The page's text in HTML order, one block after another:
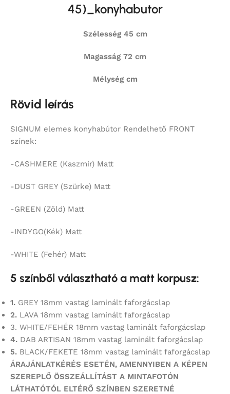
45)_konyhabutor
Szélesség 45 cm
Magasság 72 cm
Mélység cm
Rövid leírás
SIGNUM elemes konyhabútor Rendelhető FRONT
színek:
-CASHMERE (Kaszmir) Matt
-DUST GREY (Szürke) Matt
-GREEN (Zöld) Matt
-INDYGO(Kék) Matt
-WHITE (Fehér) Matt
5 színből választható a matt korpusz:
1. GREY 18mm vastag laminált faforgácslap
2. LAVA 18mm vastag laminált faforgácslap
3. WHITE/FEHÉR 18mm vastag laminált faforgácslap
4. DAB ARTISAN 18mm vastag laminált faforgácslap
5. BLACK/FEKETE 18mm vastag laminált faforgácslap
ÁRAJÁNLATKÉRÉS ESETÉN, AMENNYIBEN A KÉPEN
SZEREPLŐ ÖSSZEÁLLÍTÁST A MINTAFOTÓN
LÁTHATÓTÓL ELTÉRŐ SZÍNBEN SZERETNÉ